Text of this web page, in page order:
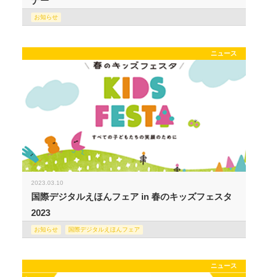
お知らせ
ニュース
2023.03.10
国際デジタルえほんフェア in 春のキッズフェスタ
2023
お知らせ 国際デジタルえほんフェア
ニュース